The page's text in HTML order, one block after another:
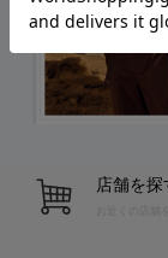
店舗を探
お近くの店舗